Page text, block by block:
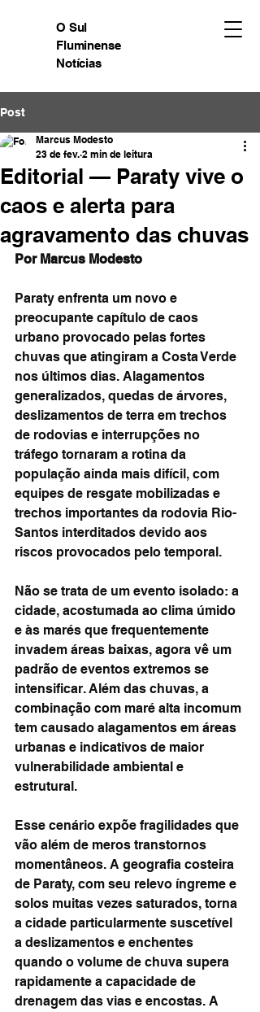
O Sul
Fluminense
Notícias
Post
Editorial — Paraty vive o
caos e alerta para
agravamento das chuvas
Marcus Modesto
23 de fev. 2 min de leitura
Por Marcus Modesto
Paraty enfrenta um novo e
preocupante capítulo de caos
urbano provocado pelas fortes
chuvas que atingiram a Costa Verde
nos últimos dias. Alagamentos
generalizados, quedas de árvores,
deslizamentos de terra em trechos
de rodovias e interrupções no
tráfego tornaram a rotina da
população ainda mais difícil, com
equipes de resgate mobilizadas e
trechos importantes da rodovia Rio-
Santos interditados devido aos
riscos provocados pelo temporal.
Não se trata de um evento isolado: a
cidade, acostumada ao clima úmido
e às marés que frequentemente
invadem áreas baixas, agora vê um
padrão de eventos extremos se
intensificar. Além das chuvas, a
combinação com maré alta incomum
tem causado alagamentos em áreas
urbanas e indicativos de maior
vulnerabilidade ambiental e
estrutural.
Esse cenário expõe fragilidades que
vão além de meros transtornos
momentâneos. A geografia costeira
de Paraty, com seu relevo íngreme e
solos muitas vezes saturados, torna
a cidade particularmente suscetível
a deslizamentos e enchentes
quando o volume de chuva supera
rapidamente a capacidade de
drenagem das vias e encostas. A